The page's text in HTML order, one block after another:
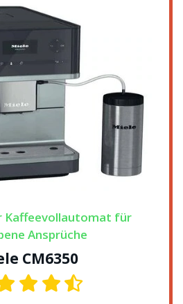
Kaffeevollautomat für
Ansprüche
CM6350